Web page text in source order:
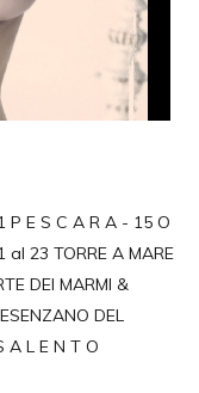
P E S C A R A - 15 O
23 TORRE A MARE
DEI MARMI &
DEL
A L E N T O